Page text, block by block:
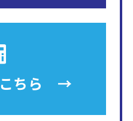
こちら →